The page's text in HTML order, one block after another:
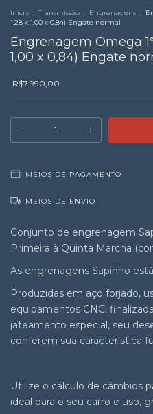
Início . Transmissão . Engrenagens .
1,28 x 1,00 x 0,84) Engate normal
Engrenagem Omega 1ª
1,00 x 0,84) Engate
R$7.990,00
MEIOS DE PAGAMENTO
MEIOS DE ENVIO
Conjunto de engrenagem
Primeira à Quinta Marcha
As engrenagens Sapinho
Produzidas em aço forjado,
equipamentos CNC,
jateamento especial, seu
conferem sua característica
Utilize o cálculo de câmbios
ideal para o seu carro e uso,